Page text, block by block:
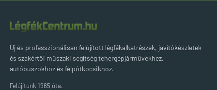
Új és professzionálisan felújított légfékalkatrészek, javítókészletek
és szakértői műszaki segítség tehergépjárművekhez,
autóbuszokhoz és félpótkocsikhoz.
Felújítunk 1965 óta.